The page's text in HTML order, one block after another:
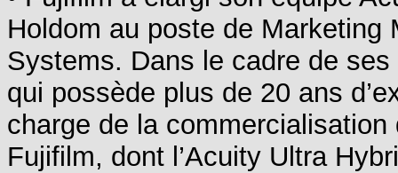
Holdom au poste de Marketing
Systems. Dans le cadre de
qui possède plus de 20 ans
charge de la
Fujifilm, dont l’Acuity Ultra